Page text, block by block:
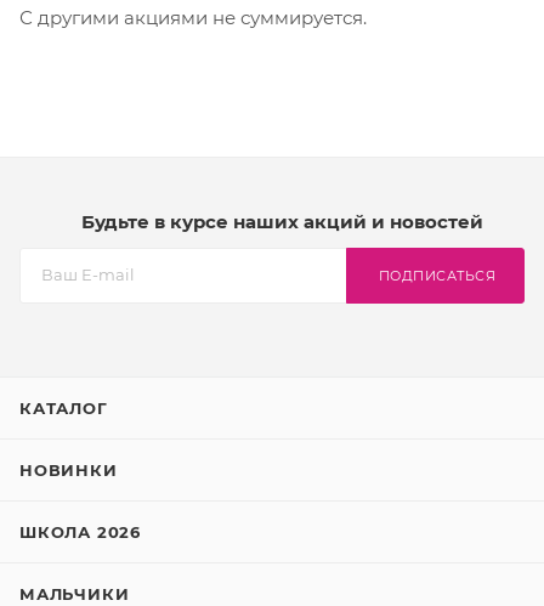
С другими акциями не суммируется.
Будьте в курсе наших акций и новостей
ПОДПИСАТЬСЯ
КАТАЛОГ
НОВИНКИ
ШКОЛА 2026
МАЛЬЧИКИ